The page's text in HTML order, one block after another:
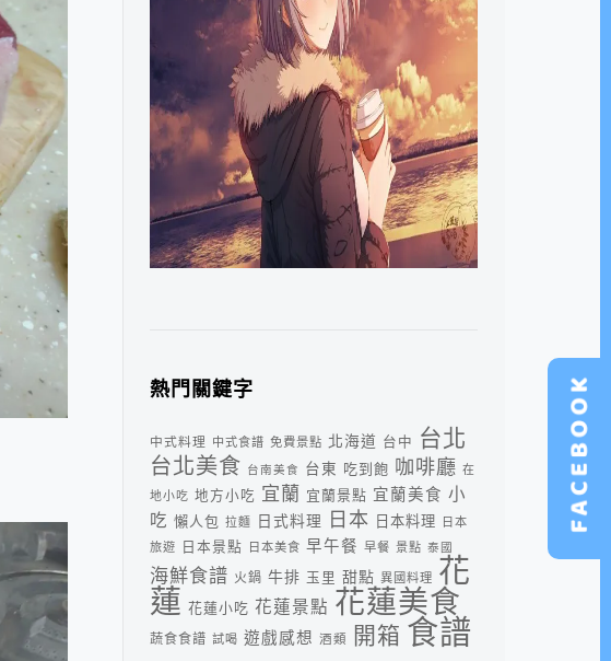
熱門關鍵字
中式料理 中式食譜 免費景點 北海道 台中 台北
台北美食 台南美食 台東 吃到飽 咖啡廳 在
地小吃 地方小吃 宜蘭 宜蘭景點 宜蘭美食 小
吃 懶人包 拉麵 日式料理 日本 日本料理
日本
旅遊
日本景點 日本美食 早午餐 早餐 景點 泰國
海鮮食譜 火鍋 牛排 玉里 甜點 異國料理 花
蓮 花蓮小吃 花蓮景點 花蓮美食
蔬食食譜 試喝 遊戲感想 酒類 開箱 食譜